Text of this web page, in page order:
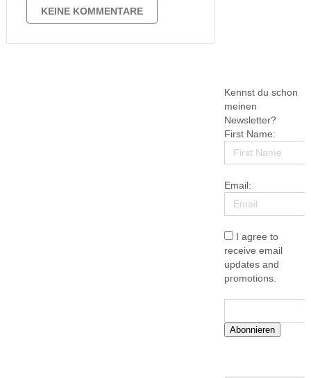
dürfte ja inzwischen aufgefallen sein,
dass ich mal wieder bei der Reihe …
KEINE KOMMENTARE
Kennst du schon
meinen
Newsletter?
First Name:
Email:
I agree to
receive email
updates and
promotions.
Abonnieren